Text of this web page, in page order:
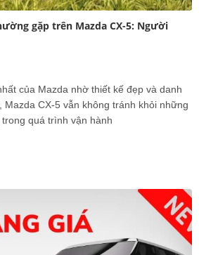
gặp trên Mazda CX-5: Người
của Mazda nhờ thiết kế đẹp và danh
Mazda CX-5 vẫn không tránh khỏi những
quá trình vận hành